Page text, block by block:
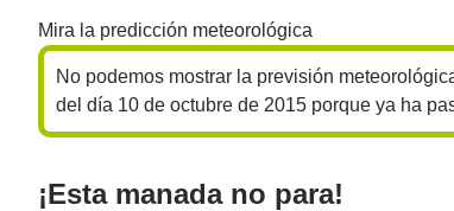
Mira la predicción meteorológica
No podemos mostrar la previsión
del día 10 de octubre de 2015 porque ya ha
¡Esta manada no para!